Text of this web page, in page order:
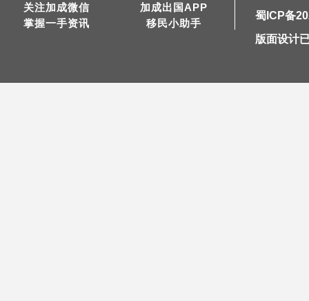
关注加成微信
掌握一手资讯
加成出国APP
移民小助手
蜀ICP备
版面设计